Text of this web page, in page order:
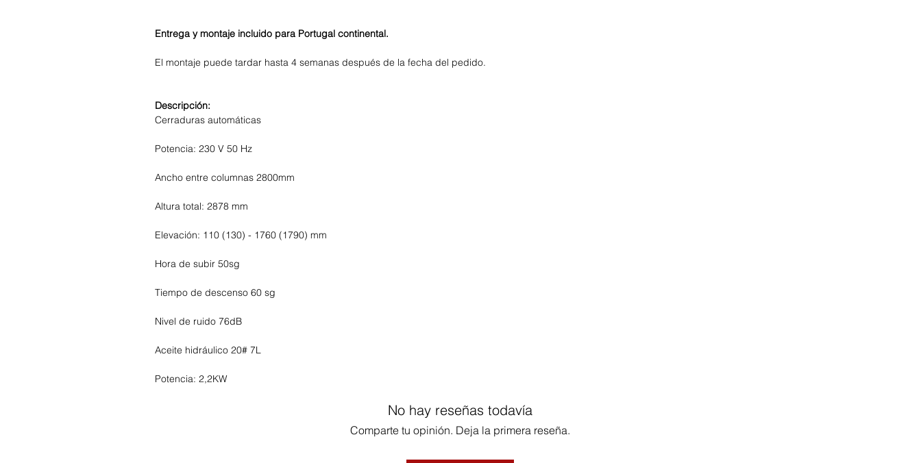
Entrega y montaje incluido para Portugal continental.
El montaje puede tardar hasta 4 semanas después de la fecha del pedido.
Descripción:
Cerraduras automáticas
Potencia: 230 V 50 Hz
Ancho entre columnas 2800mm
Altura total: 2878 mm
Elevación: 110 (130) - 1760 (1790) mm
Hora de subir 50sg
Tiempo de descenso 60 sg
Nivel de ruido 76dB
Aceite hidráulico 20# 7L
Potencia: 2,2KW
No hay reseñas todavía
Comparte tu opinión. Deja la primera reseña.